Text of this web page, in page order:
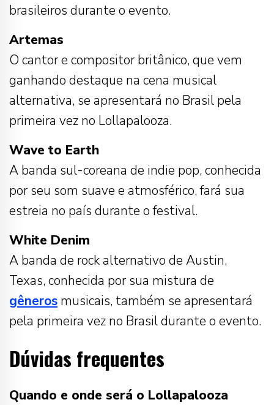
brasileiros durante o evento.
Artemas
O cantor e compositor britânico, que vem
ganhando destaque na cena musical
alternativa, se apresentará no Brasil pela
primeira vez no Lollapalooza.
Wave to Earth
A banda sul-coreana de indie pop, conhecida
por seu som suave e atmosférico, fará sua
estreia no país durante o festival.
White Denim
A banda de rock alternativo de Austin,
Texas, conhecida por sua mistura de
gêneros musicais, também se apresentará
pela primeira vez no Brasil durante o evento.
Dúvidas frequentes
Quando e onde será o Lollapalooza